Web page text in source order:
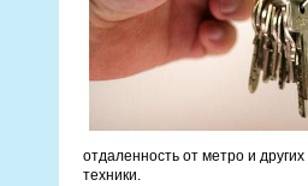
отдаленность от метро и
техники.